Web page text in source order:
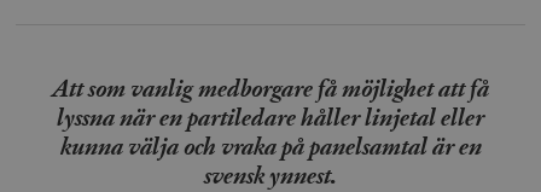
Att som vanlig medborgare få möjlighet att få
lyssna när en partiledare håller linjetal eller
kunna välja och vraka på panelsamtal är en
svensk ynnest.